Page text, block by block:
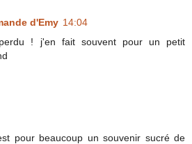
d'Emy 14:04
! j'en fait souvent pour un petit
pour beaucoup un souvenir sucré de